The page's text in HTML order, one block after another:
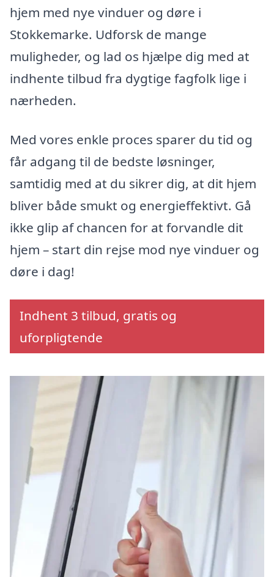
hjem med nye vinduer og døre i
Stokkemarke. Udforsk de mange
muligheder, og lad os hjælpe dig med at
indhente tilbud fra dygtige fagfolk lige i
nærheden.
Med vores enkle proces sparer du tid og
får adgang til de bedste løsninger,
samtidig med at du sikrer dig, at dit hjem
bliver både smukt og energieffektivt. Gå
ikke glip af chancen for at forvandle dit
hjem – start din rejse mod nye vinduer og
døre i dag!
Indhent 3 tilbud, gratis og
uforpligtende